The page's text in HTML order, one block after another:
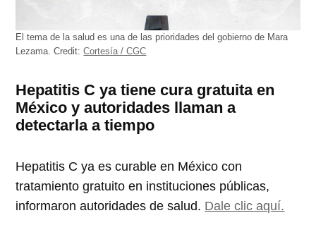
El tema de la salud es una de las prioridades del gobierno de Mara
Lezama.Credit: Cortesía / CGC
Hepatitis C ya tiene cura gratuita en
México y autoridades llaman a
detectarla a tiempo
Hepatitis C ya es curable en México con
tratamiento gratuito en instituciones públicas,
informaron autoridades de salud. Dale clic aquí.